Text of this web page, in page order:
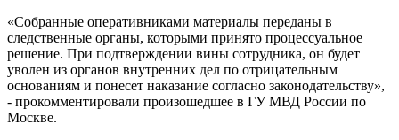
«Собранные оперативниками материалы переданы в
следственные органы, которыми принято процессуальное
решение. При подтверждении вины сотрудника, он будет
уволен из органов внутренних дел по отрицательным
основаниям и понесет наказание согласно законодательству»,
- прокомментировали произошедшее в ГУ МВД России по
Москве.